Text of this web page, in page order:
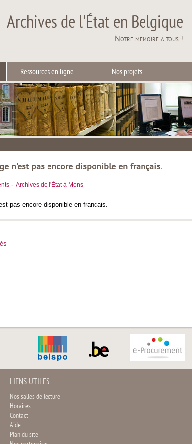
Archives de l'État en Belgique
Notre mémoire à tous !
Ressources en ligne Nos projets
n'est pas encore disponible en français.
- Archives de l'État à Mons
pas encore disponible en français.
LIENS UTILES
Nos salles de lecture
Horaires
Contact
Aide
Plan du site